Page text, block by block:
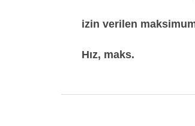
izin verilen maksimum
Hız, maks.